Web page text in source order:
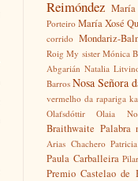
Reimóndez
Porteiro María Xosé
corrido Mondariz-
Roig My sister Mónica
Abgarián Natalia
Barros Nosa Señora
vermelho da rapariga
Olafsdóttir
Olaia
Braithwaite Palabra
Arias Chachero
Paula Carballeira
Premio Castelao de